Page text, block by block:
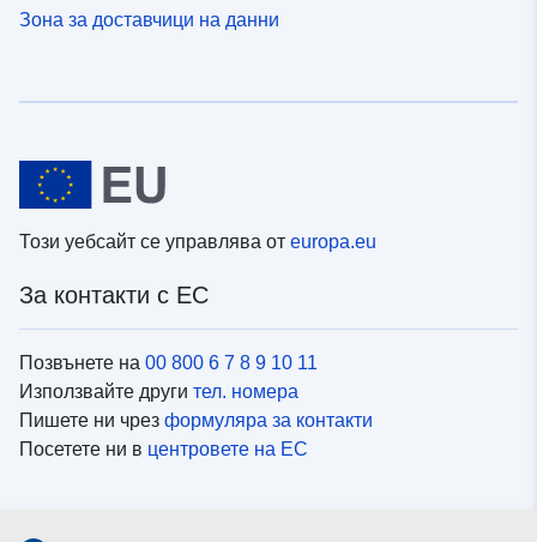
Зона за доставчици на данни
Този уебсайт се управлява от europa.eu
За контакти с ЕС
Позвънете на 00 800 6 7 8 9 10 11
Използвайте други тел. номера
Пишете ни чрез формуляра за контакти
Посетете ни в центровете на ЕС